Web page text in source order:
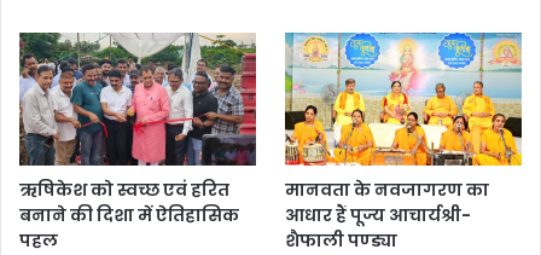
ऋषिकेश को स्वच्छ एवं हरित
बनाने की दिशा में ऐतिहासिक
पहल
मानवता के नवजागरण का
आधार हैं पूज्य आचार्यश्री-
शैफाली पण्ड्या